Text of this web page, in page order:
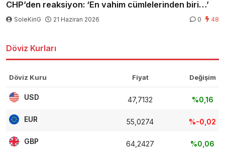
CHP’den reaksiyon: ‘En vahim cümlelerinden biri…’
SoleKinG 21 Haziran 2026 0 48
Döviz Kurları
Döviz Kuru Fiyat Değişim
USD 47,7132 %0,16
EUR 55,0274 %-0,02
GBP 64,2427 %0,06